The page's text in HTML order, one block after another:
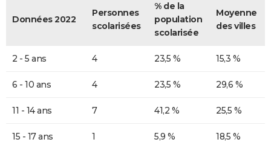
Données 2022
Personnes
scolarisées
% de la
population
scolarisée
Moyenne
des villes
2 - 5 ans 4 23,5 % 15,3 %
6 - 10 ans 4 23,5 % 29,6 %
11 - 14 ans 7 41,2 % 25,5 %
15 - 17 ans 1 5,9 % 18,5 %